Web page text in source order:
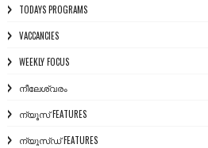
TODAYS PROGRAMS
VACCANCIES
WEEKLY FOCUS
നീലേശ്വരം
ന്യൂസ് FEATURES
ന്യൂസ്ഡ് FEATURES